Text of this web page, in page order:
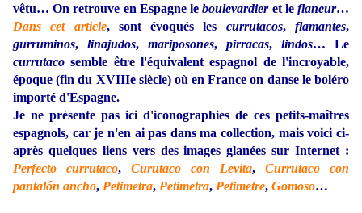
vêtu… On retrouve en Espagne leboulevardieret leflaneur…
Dans cet article, sont évoqués les currutacos,flamantes,
gurruminos, linajudos, mariposones, pirracas, lindos… Le
currutaco semble être l'équivalent espagnol de l'incroyable,
époque (fin du XVIIIe siècle) où en France on danse le boléro
importé d'Espagne.
Je ne présente pas ici d'iconographies de ces petits-maîtres
espagnols, car je n'en ai pas dans ma collection, mais voici ci-
après quelques liens vers des images glanées sur Internet :
Perfecto currutaco, Curutaco con Levita, Currutaco con
pantalón ancho, Petimetra, Petimetra, Petimetre, Gomoso…